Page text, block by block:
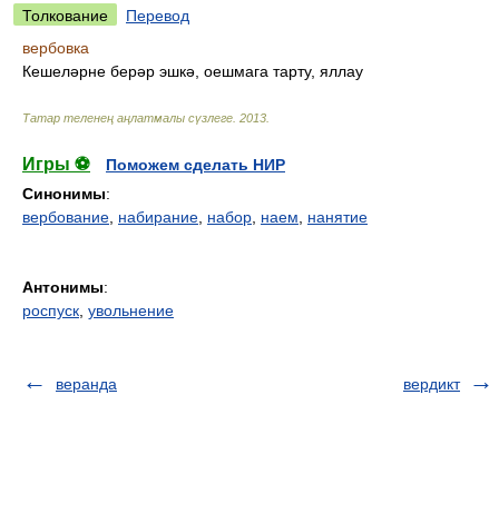
Толкование
Перевод
вербовка
Кешеләрне берәр эшкә, оешмага тарту, яллау
Татар теленең аңлатмалы сүзлеге 2013
Игры ⚽
Поможем сделать НИР
Синонимы:
вербование набирание набор наем нанятие
Антонимы:
роспуск увольнение
веранда вердикт